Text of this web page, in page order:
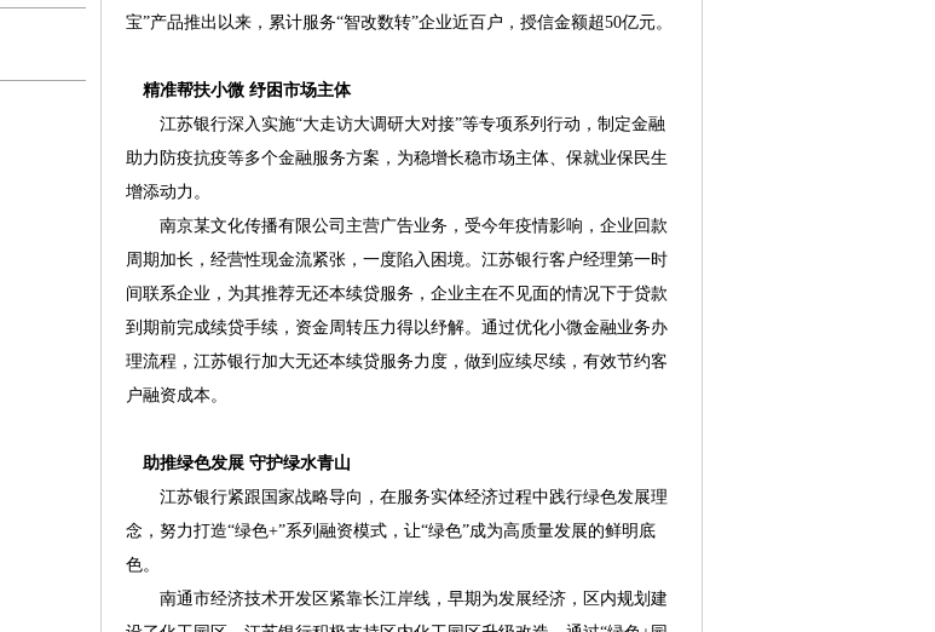
宝”产品推出以来，累计服务“智改数转”企业近百户，授信金额超50亿元。
精准帮扶小微 纾困市场主体
江苏银行深入实施“大走访大调研大对接”等专项系列行动，制定金融
助力防疫抗疫等多个金融服务方案，为稳增长稳市场主体、保就业保民生
增添动力。
南京某文化传播有限公司主营广告业务，受今年疫情影响，企业回款
周期加长，经营性现金流紧张，一度陷入困境。江苏银行客户经理第一时
间联系企业，为其推荐无还本续贷服务，企业主在不见面的情况下于贷款
到期前完成续贷手续，资金周转压力得以纾解。通过优化小微金融业务办
理流程，江苏银行加大无还本续贷服务力度，做到应续尽续，有效节约客
户融资成本。
助推绿色发展 守护绿水青山
江苏银行紧跟国家战略导向，在服务实体经济过程中践行绿色发展理
念，努力打造“绿色+”系列融资模式，让“绿色”成为高质量发展的鲜明底
色。
南通市经济技术开发区紧靠长江岸线，早期为发展经济，区内规划建